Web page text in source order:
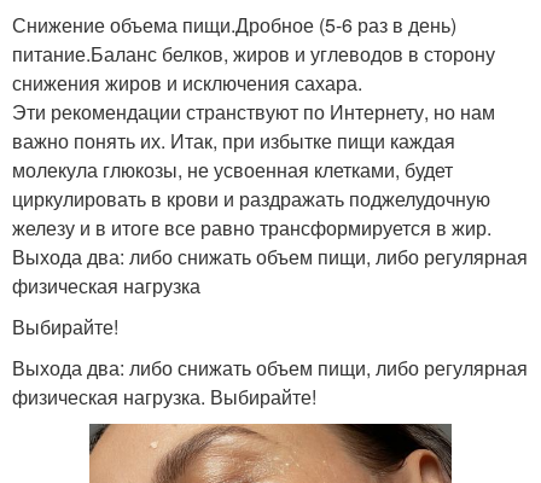
Снижение объема пищи.Дробное (5-6 раз в день)
питание.Баланс белков, жиров и углеводов в сторону
снижения жиров и исключения сахара.
Эти рекомендации странствуют по Интернету, но нам
важно понять их. Итак, при избытке пищи каждая
молекула глюкозы, не усвоенная клетками, будет
циркулировать в крови и раздражать поджелудочную
железу и в итоге все равно трансформируется в жир.
Выхода два: либо снижать объем пищи, либо регулярная
физическая нагрузка
Выбирайте!
Выхода два: либо снижать объем пищи, либо регулярная
физическая нагрузка. Выбирайте!